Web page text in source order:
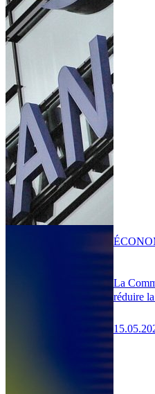
La
réduire